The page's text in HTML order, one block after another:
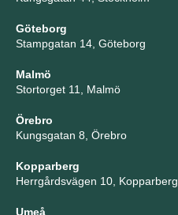
Göteborg
Stampgatan 14, Göteborg
Malmö
Stortorget 11, Malmö
Örebro
Kungsgatan 8, Örebro
Kopparberg
Herrgårdsvägen 10, Kopparberg
Umeå